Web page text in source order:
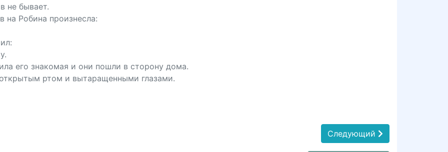
не бывает.
на Робина произнесла:
его знакомая и они пошли в сторону дома.
ртом и вытаращенными глазами.
Следующий